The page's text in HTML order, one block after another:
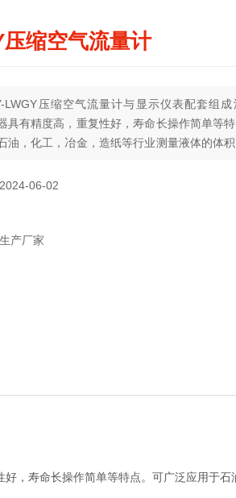
缩空气流量计
LWGY压缩空气流量计与显示仪表配套组
具有精度高，重复性好，寿命长操作简单等
油，化工，冶金，造纸等行业测量液体的体
06-02
产厂家
，寿命长操作简单等特点。可广泛应用于石